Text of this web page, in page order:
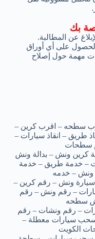
بك
عن المطالبة.
على أي أوراق
مهمة حول إصلاح
سطحه – اقرب كرين –
طريق – انقاذ سيارات –
سطحات
كرين ونش – بدالة ونش
– خدمة طريق – خدمة
ونش – خدمه
ونش – رقم كرين –
– رقم ونش – رقم
سطحه
– رقم ونشات – رقم
سيارات معطلة –
الكويت